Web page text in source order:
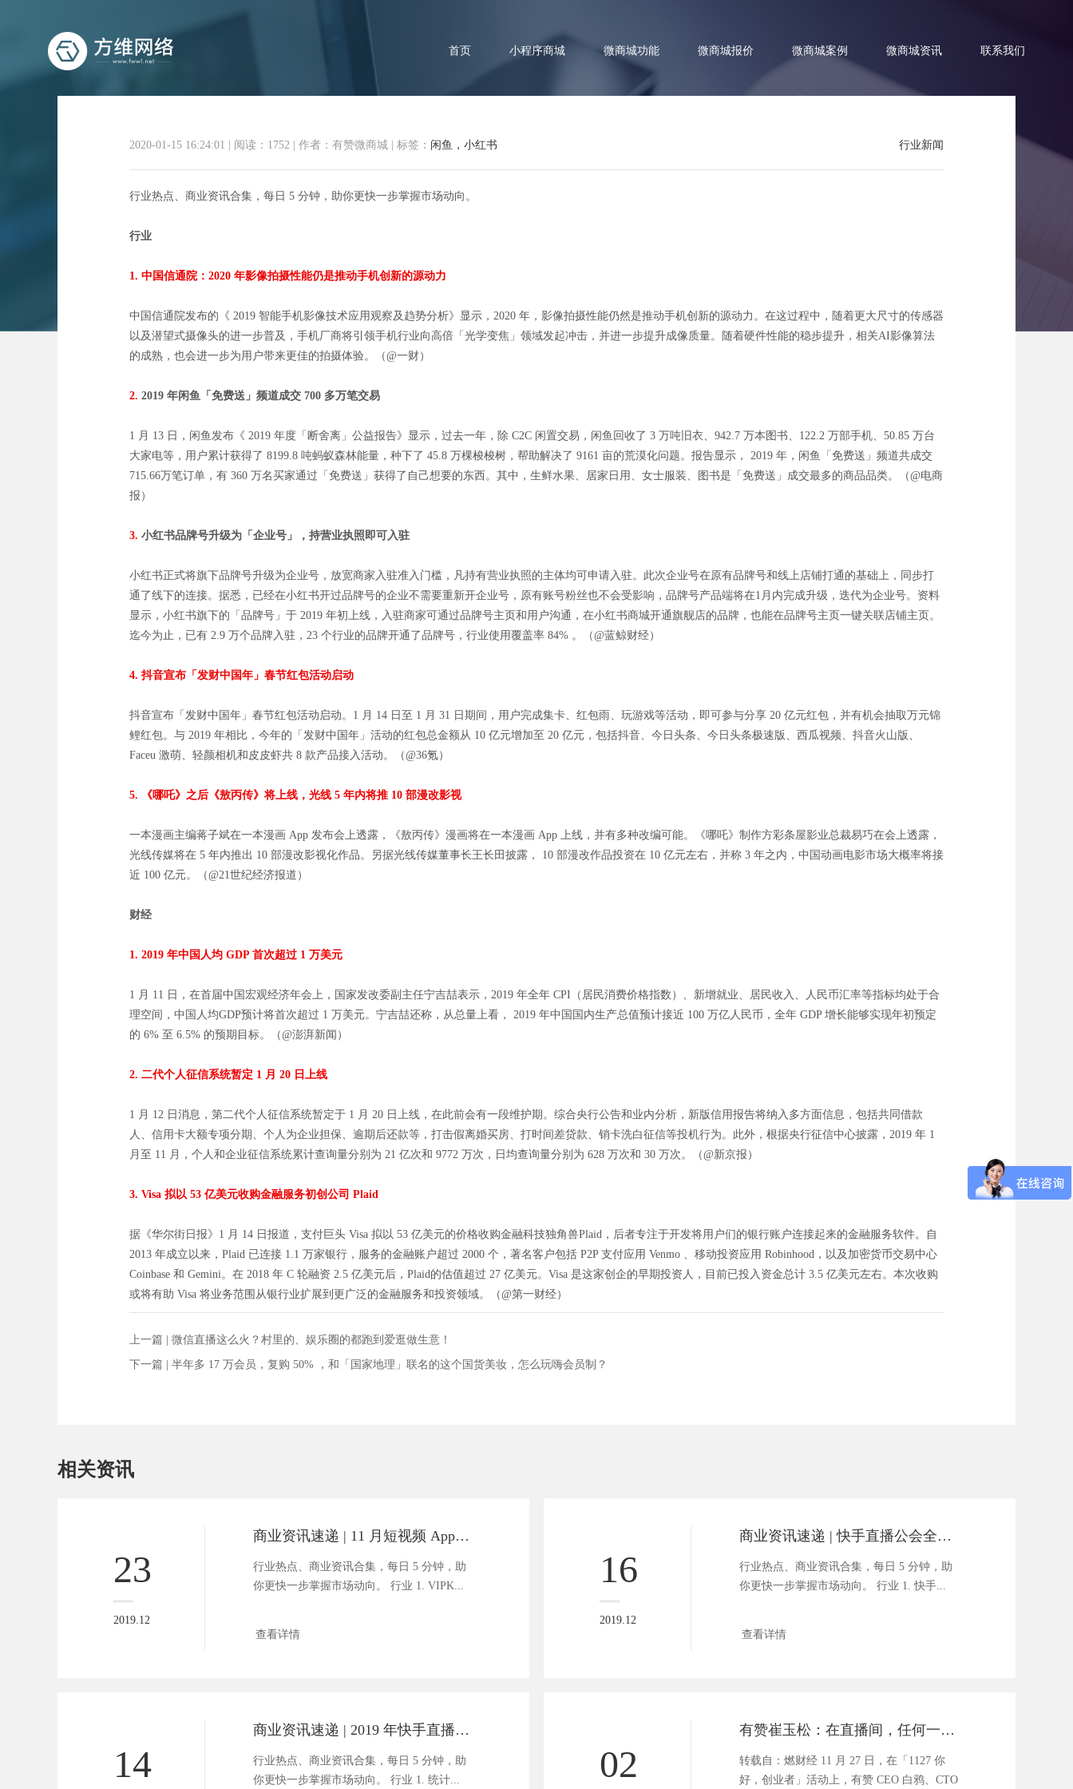
首页 小程序商城 微商城功能 微商城报价 微商城案例 微商城资讯 联系我们
商业资讯速递 | 小红书品牌号升级为「企业号」
行业新闻
2020-01-15 16:24:01 阅读：1752 作者：有赞微商城 标签： 闲鱼，小红书
行业热点、商业资讯合集，每日 5 分钟，助你更快一步掌握市场动向。
行业
1. 中国信通院：2020 年影像拍摄性能仍是推动手机创新的源动力
中国信通院发布的《 2019 智能手机影像技术应用观察及趋势分析》显示，2020 年，影像拍摄性能仍然是推动手机创新的源动力。在这过程中，随着更大尺寸的传感器
以及潜望式摄像头的进一步普及，手机厂商将引领手机行业向高倍「光学变焦」领域发起冲击，并进一步提升成像质量。随着硬件性能的稳步提升，相关AI影像算法
的成熟，也会进一步为用户带来更佳的拍摄体验。（@一财）
2. 2019 年闲鱼「免费送」频道成交 700 多万笔交易
1 月 13 日，闲鱼发布《 2019 年度「断舍离」公益报告》显示，过去一年，除 C2C 闲置交易，闲鱼回收了 3 万吨旧衣、942.7 万本图书、122.2 万部手机、50.85 万台
大家电等，用户累计获得了 8199.8 吨蚂蚁森林能量，种下了 45.8 万棵梭梭树，帮助解决了 9161 亩的荒漠化问题。报告显示， 2019 年，闲鱼「免费送」频道共成交
715.66万笔订单，有 360 万名买家通过「免费送」获得了自己想要的东西。其中，生鲜水果、居家日用、女士服装、图书是「免费送」成交最多的商品品类。（@电商
报）
3. 小红书品牌号升级为「企业号」，持营业执照即可入驻
小红书正式将旗下品牌号升级为企业号，放宽商家入驻准入门槛，凡持有营业执照的主体均可申请入驻。此次企业号在原有品牌号和线上店铺打通的基础上，同步打
通了线下的连接。据悉，已经在小红书开过品牌号的企业不需要重新开企业号，原有账号粉丝也不会受影响，品牌号产品端将在1月内完成升级，迭代为企业号。资料
显示，小红书旗下的「品牌号」于 2019 年初上线，入驻商家可通过品牌号主页和用户沟通，在小红书商城开通旗舰店的品牌，也能在品牌号主页一键关联店铺主页。
迄今为止，已有 2.9 万个品牌入驻，23 个行业的品牌开通了品牌号，行业使用覆盖率 84% 。（@蓝鲸财经）
4. 抖音宣布「发财中国年」春节红包活动启动
抖音宣布「发财中国年」春节红包活动启动。1 月 14 日至 1 月 31 日期间，用户完成集卡、红包雨、玩游戏等活动，即可参与分享 20 亿元红包，并有机会抽取万元锦
鲤红包。与 2019 年相比，今年的「发财中国年」活动的红包总金额从 10 亿元增加至 20 亿元，包括抖音、今日头条、今日头条极速版、西瓜视频、抖音火山版、
Faceu 激萌、轻颜相机和皮皮虾共 8 款产品接入活动。（@36氪）
5. 《哪吒》之后《敖丙传》将上线，光线 5 年内将推 10 部漫改影视
一本漫画主编蒋子斌在一本漫画 App 发布会上透露，《敖丙传》漫画将在一本漫画 App 上线，并有多种改编可能。《哪吒》制作方彩条屋影业总裁易巧在会上透露，
光线传媒将在 5 年内推出 10 部漫改影视化作品。另据光线传媒董事长王长田披露， 10 部漫改作品投资在 10 亿元左右，并称 3 年之内，中国动画电影市场大概率将接
近 100 亿元。（@21世纪经济报道）
财经
1. 2019 年中国人均 GDP 首次超过 1 万美元
1 月 11 日，在首届中国宏观经济年会上，国家发改委副主任宁吉喆表示，2019 年全年 CPI（居民消费价格指数）、新增就业、居民收入、人民币汇率等指标均处于合
理空间，中国人均GDP预计将首次超过 1 万美元。宁吉喆还称，从总量上看， 2019 年中国国内生产总值预计接近 100 万亿人民币，全年 GDP 增长能够实现年初预定
的 6% 至 6.5% 的预期目标。（@澎湃新闻）
2. 二代个人征信系统暂定 1 月 20 日上线
1 月 12 日消息，第二代个人征信系统暂定于 1 月 20 日上线，在此前会有一段维护期。综合央行公告和业内分析，新版信用报告将纳入多方面信息，包括共同借款
人、信用卡大额专项分期、个人为企业担保、逾期后还款等，打击假离婚买房、打时间差贷款、销卡洗白征信等投机行为。此外，根据央行征信中心披露，2019 年 1
月至 11 月，个人和企业征信系统累计查询量分别为 21 亿次和 9772 万次，日均查询量分别为 628 万次和 30 万次。（@新京报）
3. Visa 拟以 53 亿美元收购金融服务初创公司 Plaid
据《华尔街日报》1 月 14 日报道，支付巨头 Visa 拟以 53 亿美元的价格收购金融科技独角兽Plaid，后者专注于开发将用户们的银行账户连接起来的金融服务软件。自
2013 年成立以来，Plaid 已连接 1.1 万家银行，服务的金融账户超过 2000 个，著名客户包括 P2P 支付应用 Venmo 、移动投资应用 Robinhood，以及加密货币交易中心
Coinbase 和 Gemini。在 2018 年 C 轮融资 2.5 亿美元后，Plaid的估值超过 27 亿美元。Visa 是这家创企的早期投资人，目前已投入资金总计 3.5 亿美元左右。本次收购
或将有助 Visa 将业务范围从银行业扩展到更广泛的金融服务和投资领域。（@第一财经）
上一篇 | 微信直播这么火？村里的、娱乐圈的都跑到爱逛做生意！
下一篇 | 半年多 17 万会员，复购 50% ，和「国家地理」联名的这个国货美妆，怎么玩嗨会员制？
相关资讯
23
2019.12
商业资讯速递 | 11 月短视频 App Top 10 榜单：抖音第一，快手第二
行业热点、商业资讯合集，每日 5 分钟，助
你更快一步掌握市场动向。 行业 1. VIPK...
查看详情
16
2019.12
商业资讯速递 | 快手直播公会全面开放！重点鼓励签约中腰部主播
行业热点、商业资讯合集，每日 5 分钟，助
你更快一步掌握市场动向。 行业 1. 快手...
查看详情
14
商业资讯速递 | 2019 年快手直播日活用户 1 亿+
行业热点、商业资讯合集，每日 5 分钟，助
你更快一步掌握市场动向。 行业 1. 统计...
02
有赞崔玉松：在直播间，任何一秒都是一次 11.11
转载自：燃财经 11 月 27 日，在「1127 你
好，创业者」活动上，有赞 CEO 白鸦、CTO